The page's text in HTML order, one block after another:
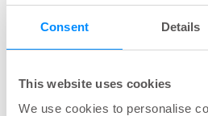
Consent Details
This website uses cookies
We use cookies to personalise